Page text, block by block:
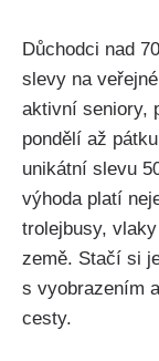
Důchodci nad
slevy ⁤na​
aktivní seniory,
pondělí až
unikátní‌ slevu
výhoda‌ platí
trolejbusy,
země. Stačí si
s vyobrazením
cesty.